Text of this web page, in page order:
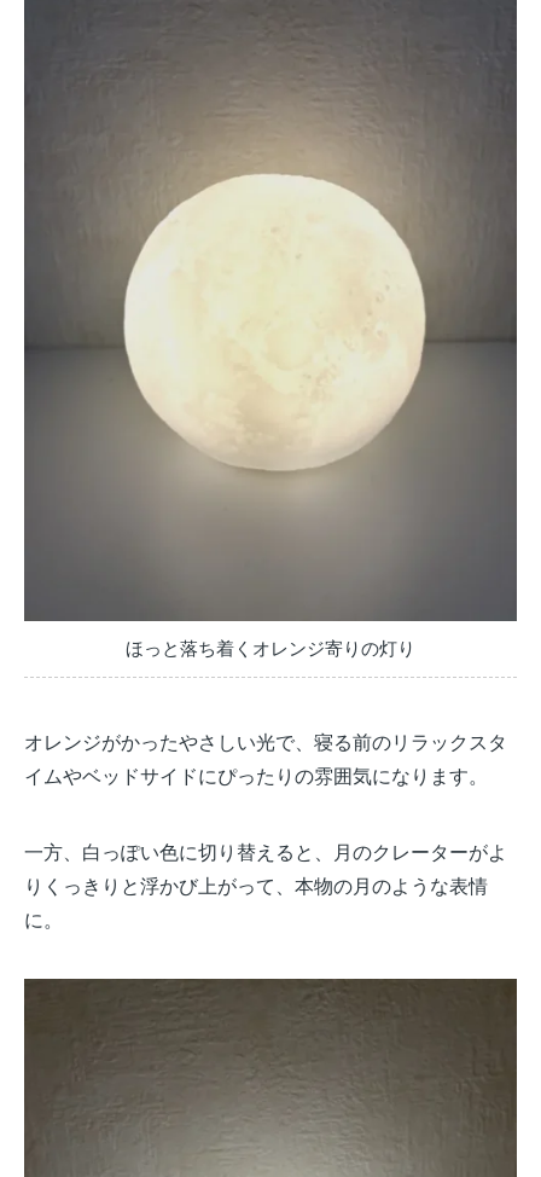
ほっと落ち着くオレンジ寄りの灯り
オレンジがかったやさしい光で、寝る前のリラックスタ
イムやベッドサイドにぴったりの雰囲気になります。
一方、白っぽい色に切り替えると、月のクレーターがよ
りくっきりと浮かび上がって、本物の月のような表情
に。